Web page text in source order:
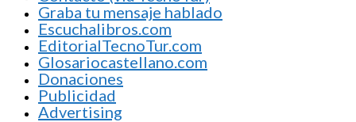
Graba tu mensaje hablado
Escuchalibros.com
EditorialTecnoTur.com
Glosariocastellano.com
Donaciones
Publicidad
Advertising